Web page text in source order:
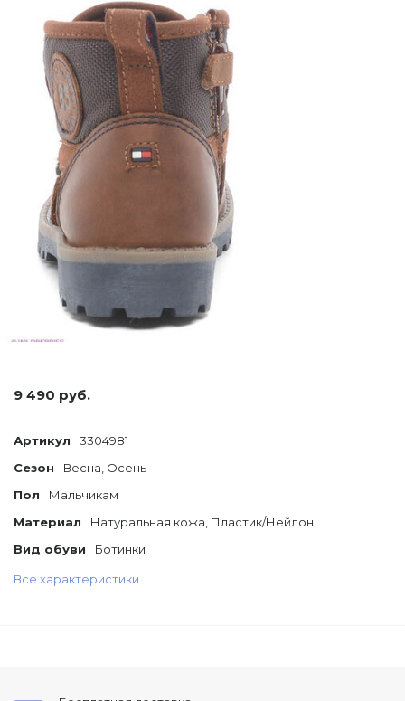
9 490 руб.
Артикул
3304981
Сезон
Весна, Осень
Пол
Мальчикам
Материал
Натуральная кожа, Пластик/Нейлон
Вид обуви
Ботинки
Все характеристики